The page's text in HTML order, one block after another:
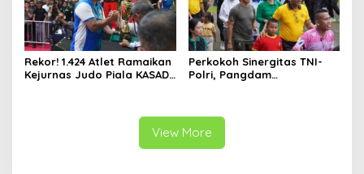
Rekor! 1.424 Atlet Ramaikan
Kejurnas Judo Piala KASAD
Perkokoh Sinergitas TNI-
Polri, Pangdam
Bhayangkara ke-80 di
Papua Barat
View More